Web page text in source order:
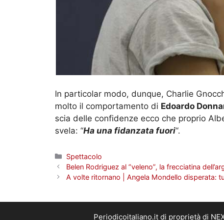
In particolar modo, dunque, Charlie
molto il comportamento di Edoardo
scia delle confidenze ecco che proprio
svela: “Ha una fidanzata fuori“.
Categorie
Spettacolo
Belen Rodriguez al “veleno”, la frecciatina
A volte ritornano | Angela Mondello disperata:
Periodicoitaliano.it di proprietà di